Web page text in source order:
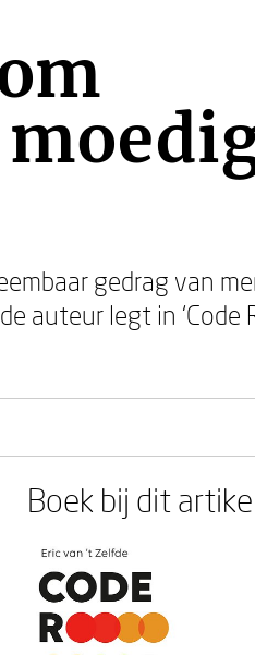
gedrag van
auteur legt in ‘Code
Boek bij dit